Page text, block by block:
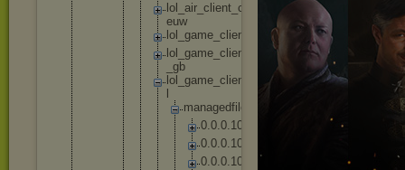
lo
air_ cl ient _c
euw
lo
game _c lien
lo
game _c lien
_gb
lo
game _c lien
_p
managedfi e
0.0.0.10
0.0.0.10
0.0.0.10